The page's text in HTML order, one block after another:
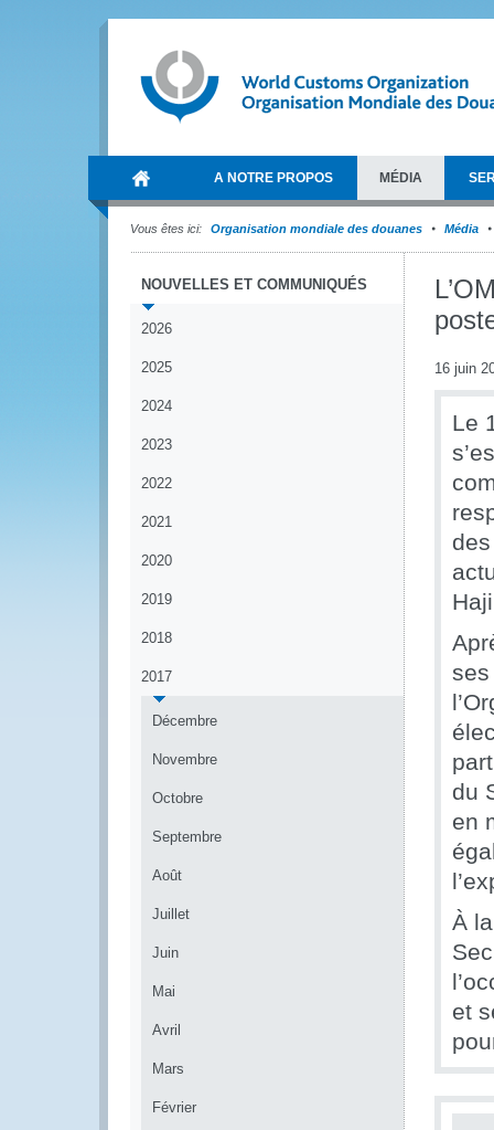
A NOTRE PROPOS MÉDIA
Vous êtes ici: Organisation mondiale des douanes Média
NOUVELLES ET COMMUNIQUÉS
2026
2025
2024
2023
2022
2021
2020
2019
2018
2017
Décembre
Novembre
Octobre
Septembre
Août
Juillet
Juin
Mai
Avril
Mars
Février
16 juin
Le
du
en
À
et